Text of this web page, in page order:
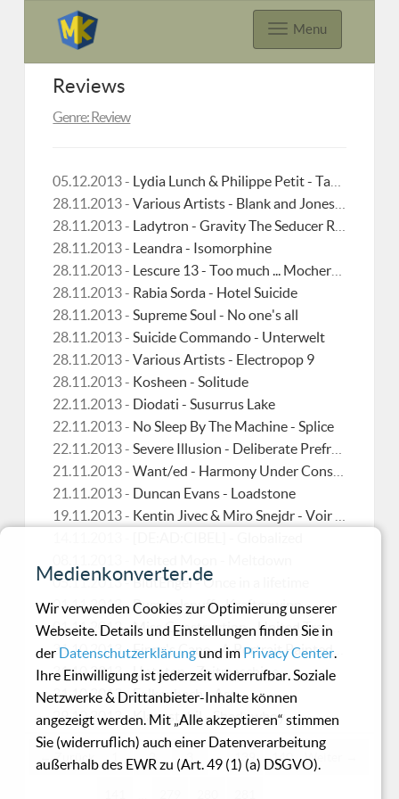
Menu
Reviews
Genre: Review
05.12.2013 - Lydia Lunch & Philippe Petit - Taste our Voodoo
28.11.2013 -Various Artists - Blank and Jones present Chilltronica No 4
28.11.2013 - Ladytron - Gravity The Seducer Remixed
28.11.2013 - Leandra - Isomorphine
28.11.2013 - Lescure 13 - Too much ... Mocherf***ers!
28.11.2013 - Rabia Sorda - Hotel Suicide
28.11.2013 -Supreme Soul - No one's all
28.11.2013 -Suicide Commando - Unterwelt
28.11.2013 -Various Artists - Electropop 9
28.11.2013 - Kosheen - Solitude
22.11.2013 - Diodati - Susurrus Lake
22.11.2013 - No Sleep By The Machine - Splice
22.11.2013 -Severe Illusion - Deliberate Prefrontal Leucotomy
21.11.2013 -Want/ed - Harmony Under Construction
21.11.2013 - Duncan Evans - Loadstone
19.11.2013 - Kentin Jivec & Miro Snejdr - Voir dire
05.11.2013 -BlutEngel - Once in a lifetime
01.11.2013 -Rummelsnuff - Kraftgewinn
01.11.2013 -Miss Construction - United Trash - The Z-Files
31.10.2013 -Finnr's Cane - A Portrait Painted By The Sun
31.10.2013 -Untoten - Zeitmaschine
31.10.2013 -Falkenbach - Asa
29.10.2013 -Klangstabil - Shadowboy
← Zurück 2 3 … 139 140 Weiter →
Medienkonverter.de
Wir verwenden Cookies zur Optimierung unserer
Webseite. Details und Einstellungen finden Sie in
der Datenschutzerklärung und im Privacy Center.
Ihre Einwilligung ist jederzeit widerrufbar. Soziale
Netzwerke & Drittanbieter-Inhalte können
angezeigt werden. Mit „Alle akzeptieren“ stimmen
Sie (widerruflich) auch einer Datenverarbeitung
außerhalb des EWR zu (Art. 49 (1) (a) DSGVO).